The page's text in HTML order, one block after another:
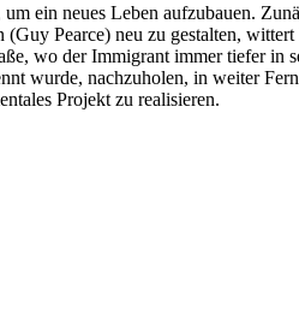
ein neues Leben aufzubauen.
Pearce) neu zu gestalten,
wo der Immigrant immer tiefer in
wurde, nachzuholen, in weiter
Projekt zu realisieren.